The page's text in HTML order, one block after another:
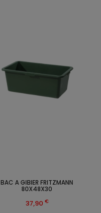
BAC A GIBIER FRITZMANN
80X48X30
37,90 €